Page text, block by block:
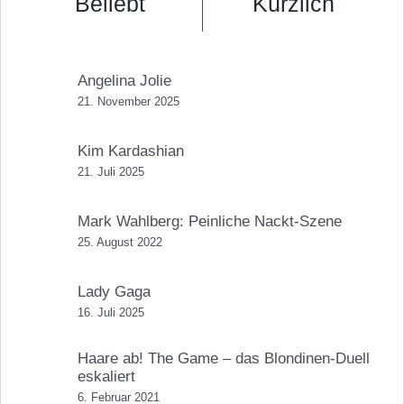
Angelina Jolie
21. November 2025
Kim Kardashian
21. Juli 2025
Mark Wahlberg: Peinliche Nackt-Szene
25. August 2022
Lady Gaga
16. Juli 2025
Haare ab! The Game – das Blondinen-Duell
eskaliert
6. Februar 2021